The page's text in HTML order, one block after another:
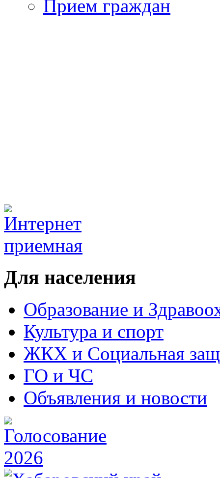
Прием граждан
Для населения
Образование и
Культура и спорт
ЖКХ и Социальная
ГО и ЧС
Объявления и новости